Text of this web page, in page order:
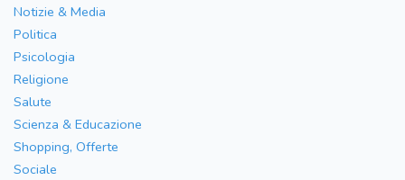
Notizie & Media
Politica
Psicologia
Religione
Salute
Scienza & Educazione
Shopping, Offerte
Sociale